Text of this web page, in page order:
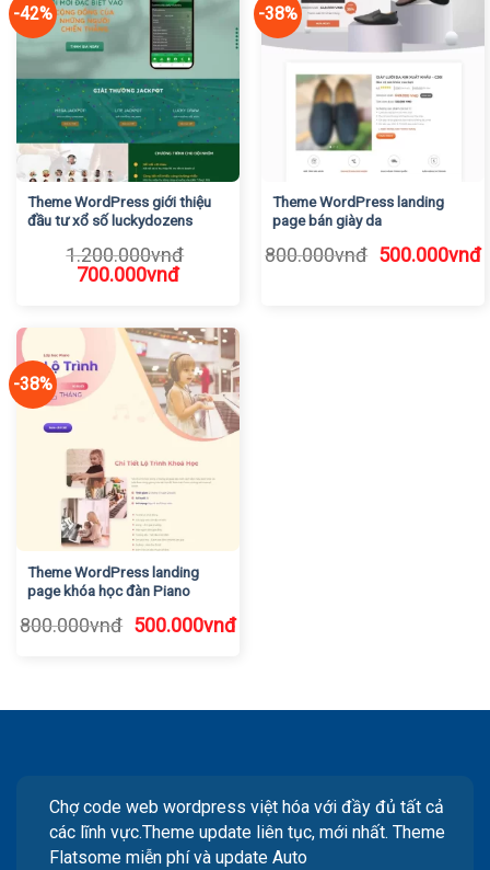
-42%
Theme WordPress giới thiệu
đầu tư xổ số luckydozens
1.200.000vnđ
Giá
1.200.000vnđ.
700.000vnđGiá
là:
700.000vnđ.
-38%
Theme WordPress landing
page bán giày da
800.000vnđ Giá
500.000vnđ
-38%
Theme WordPress landing
page khóa học đàn Piano
800.000vnđ Giá
500.000vnđGiá
Chợ code web wordpress việt hóa với đầy đủ tất cả
các lĩnh vực.Theme update liên tục, mới nhất. Theme
Flatsome miễn phí và update Auto